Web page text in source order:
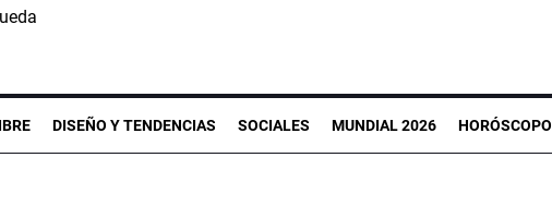
DISEÑO Y TENDENCIAS SOCIALES MUNDIAL 2026 HORÓSCOPO